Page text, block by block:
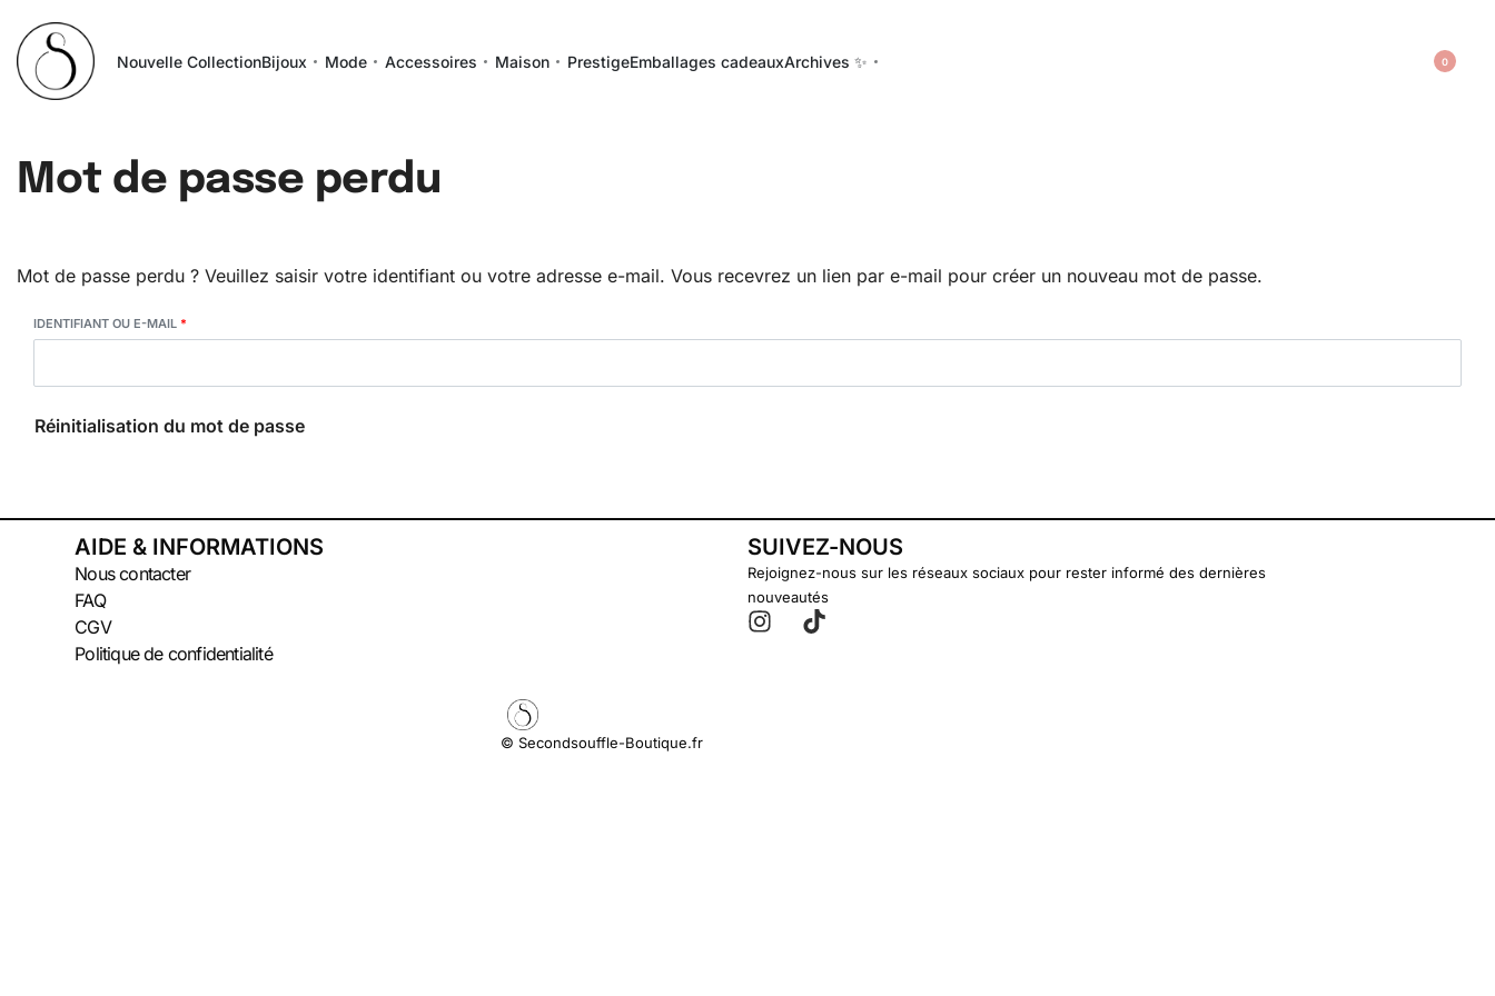
Nouvelle CollectionBijoux Mode Accessoires Maison PrestigeEmballages cadeauxArchives ✨ 0
Mot de passe perdu
Mot de passe perdu ? Veuillez saisir votre identifiant ou votre adresse e-mail. Vous recevrez un lien par e-mail pour créer un nouveau mot de passe.
IDENTIFIANT OU E-MAIL *
Réinitialisation du mot de passe
AIDE & INFORMATIONS
Nous contacter
FAQ
CGV
Politique de confidentialité
SUIVEZ-NOUS
Rejoignez-nous sur les réseaux sociaux pour rester informé des dernières
nouveautés
© Secondsouffle-Boutique.fr